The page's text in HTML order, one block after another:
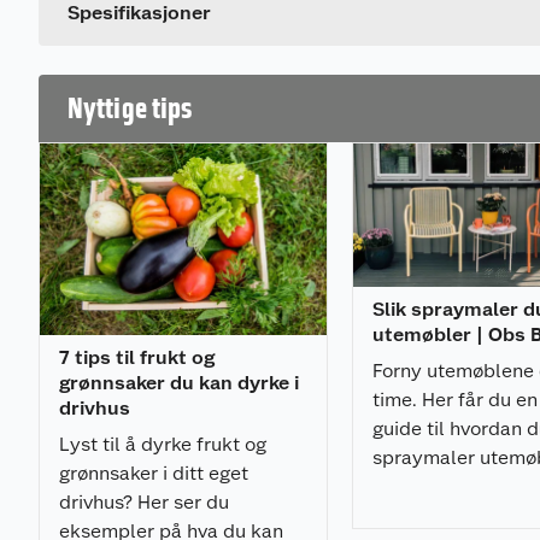
• Produsert i Europa
Aluminiumsprofiler / konstruksjon:
• Skyvedørspartier med 2 eller 3 dørblader
• Åpningsbare dører som kan skyves til begge sider
• Moderne og elegant profilsystem
• Oppgraderte profiler for stabilitet og holdbarhet i
• Solide skinner og nylonforsterkede justerbare
skyvedørsbevegelser
• Selvdrenerende bunnskinne med skjult
vanninntrengning
• Pakninger i alle hjørneforbindelser
• Karm/profilbredde: 2-dører: 51 mm / 3-dører: 79
• Full bredde på bunn, topp og sideprofiler gir en
• Ferdig monterte pakninger, børster.
• Forborede hull m.m. forenkler monteringen.
• Ingen synlige kuttflater
• Aluminium fra Norsk Hydro
• Farge: Antrasittgrå RAL 7016 / glansverdi 30 % matt
Dører:
Spesifikasjoner
Nyttige tips
7 tips til frukt og
grønnsaker du kan dyrke i
drivhus
Lyst til å dyrke frukt og
grønnsaker i ditt eget
drivhus? Her ser du
eksempler på hva du kan
Slik spraymaler
utemøbler | Obs
Forny utemøblene
time. Her får du
guide til hvordan
spraymaler